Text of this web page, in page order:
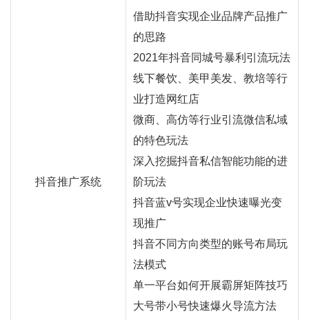
抖音推广系统
借助抖音实现企业品牌产品推广
的思路
2021年抖音同城号暴利引流玩法
线下餐饮、美甲美发、教培等行
业打造网红店
微商、高仿等行业引流微信私域
的特色玩法
深入挖掘抖音私信智能功能的进
阶玩法
抖音蓝v号实现企业快速曝光变
现推广
抖音不同方向类型的账号布局玩
法模式
单一平台如何开展霸屏矩阵技巧
大号带小号快速爆火导流方法